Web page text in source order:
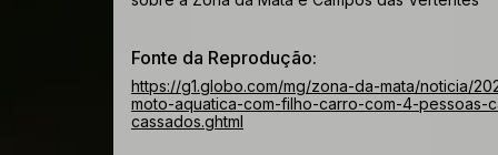
Fonte da Reprodução:
https://g1.globo.com/mg/zona-da-mata/noticia/
moto-aquatica-com-filho-carro-com-4-
cassados.ghtml